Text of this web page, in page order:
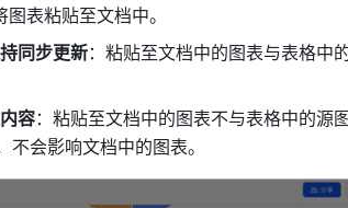
图表粘贴至文档中。
同步更新：粘贴至文档中的图表与表格中
容：粘贴至文档中的图表不与表格中的源
会影响文档中的图表。